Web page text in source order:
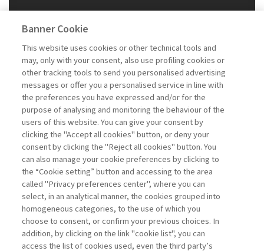
Vai all'archivio
Banner Cookie
This website uses cookies or other technical tools and
may, only with your consent, also use profiling cookies or
other tracking tools to send you personalised advertising
messages or offer you a personalised service in line with
the preferences you have expressed and/or for the
purpose of analysing and monitoring the behaviour of the
users of this website. You can give your consent by
clicking the "Accept all cookies" button, or deny your
consent by clicking the "Reject all cookies" button. You
can also manage your cookie preferences by clicking to
the “Cookie setting” button and accessing to the area
called "Privacy preferences center", where you can
select, in an analytical manner, the cookies grouped into
homogeneous categories, to the use of which you
choose to consent, or confirm your previous choices. In
addition, by clicking on the link "cookie list", you can
access the list of cookies used, even the third party’s